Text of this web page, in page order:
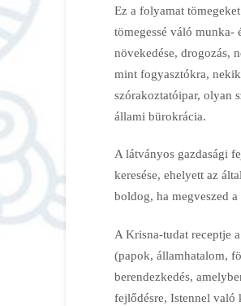
Ez a folyamat
tömegessé váló munka-
növekedése, drogozás,
mint fogyasztókra,
szórakoztatóipar, olyan
állami bürokrácia.
A látványos gazdasági
keresése, ehelyett az
boldog, ha megveszed
A Krisna-tudat receptje
(papok, államhatalom,
berendezkedés,
fejlődésre, Istennel való